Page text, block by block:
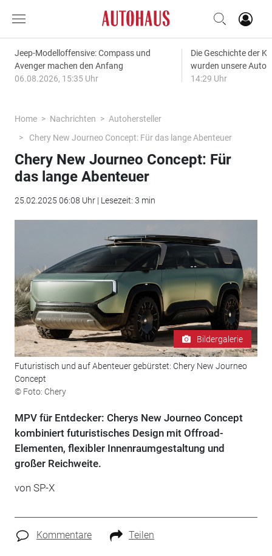
Jeep-Modelloffensive: Compass und
Avenger machen den Anfang
06.08.2026, 15:35 Uhr
Die Geschichte der
wurden unsere
14:29 Uhr
Home Nachrichten
Autohersteller
Chery New Journeo Concept: Für das lange Abenteuer
Chery New Journeo Concept: Für
das lange Abenteuer
25.02.2025 06:08 Uhr | Lesezeit: 3 min
Bildergalerie
Futuristisch und auf Abenteuer gebürstet: Chery New Journeo
Concept
© Foto: Chery
MPV für Entdecker: Cherys New Journeo Concept
kombiniert futuristisches Design mit Offroad-
Elementen, flexibler Innenraumgestaltung und
großer Reichweite.
von SP-X
Kommentare Teilen